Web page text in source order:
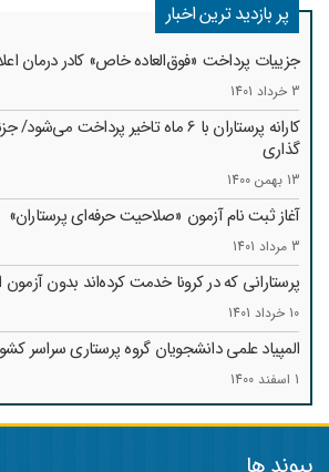
پر بازدید ترین اخبار
جزییات پرداخت «فوق‌العاده خاص» کادر درمان
3 خرداد 1401
کارانه‌ پرستاران با 6 ماه تاخیر پرداخت
گذاری
13 بهمن 1400
آغاز ثبت نام آزمون «صلاحیت حرفه‌ای پرستاران»
3 مرداد 1401
پرستارانی که در کرونا خدمت کرد‌ه‌اند بدون
10 خرداد 1401
المپیاد علمی دانشجویان گروه پرستاری سراسر
1 اسفند 1400